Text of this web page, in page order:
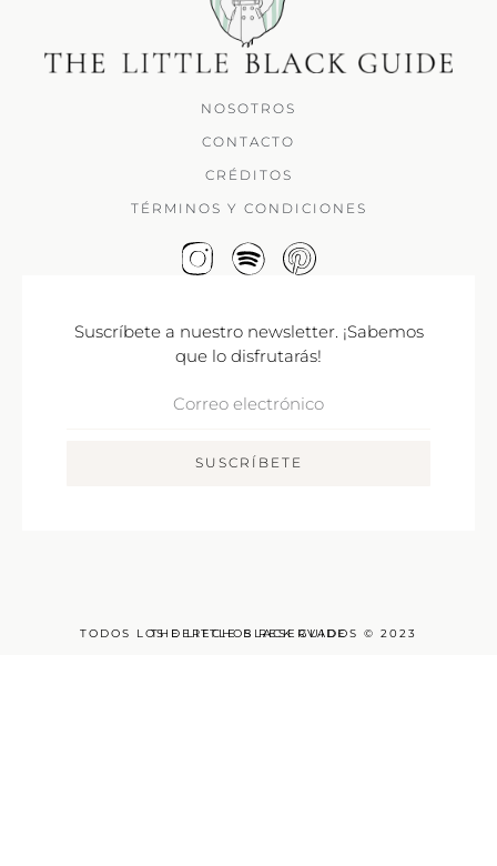
NOSOTROS
CONTACTO
CRÉDITOS
TÉRMINOS Y CONDICIONES
Suscríbete a nuestro newsletter. ¡Sabemos
que lo disfrutarás!
SUSCRÍBETE
TODOS LOS DERECHOS RESERVADOS © 2023
THE LITTLE BLACK GUIDE